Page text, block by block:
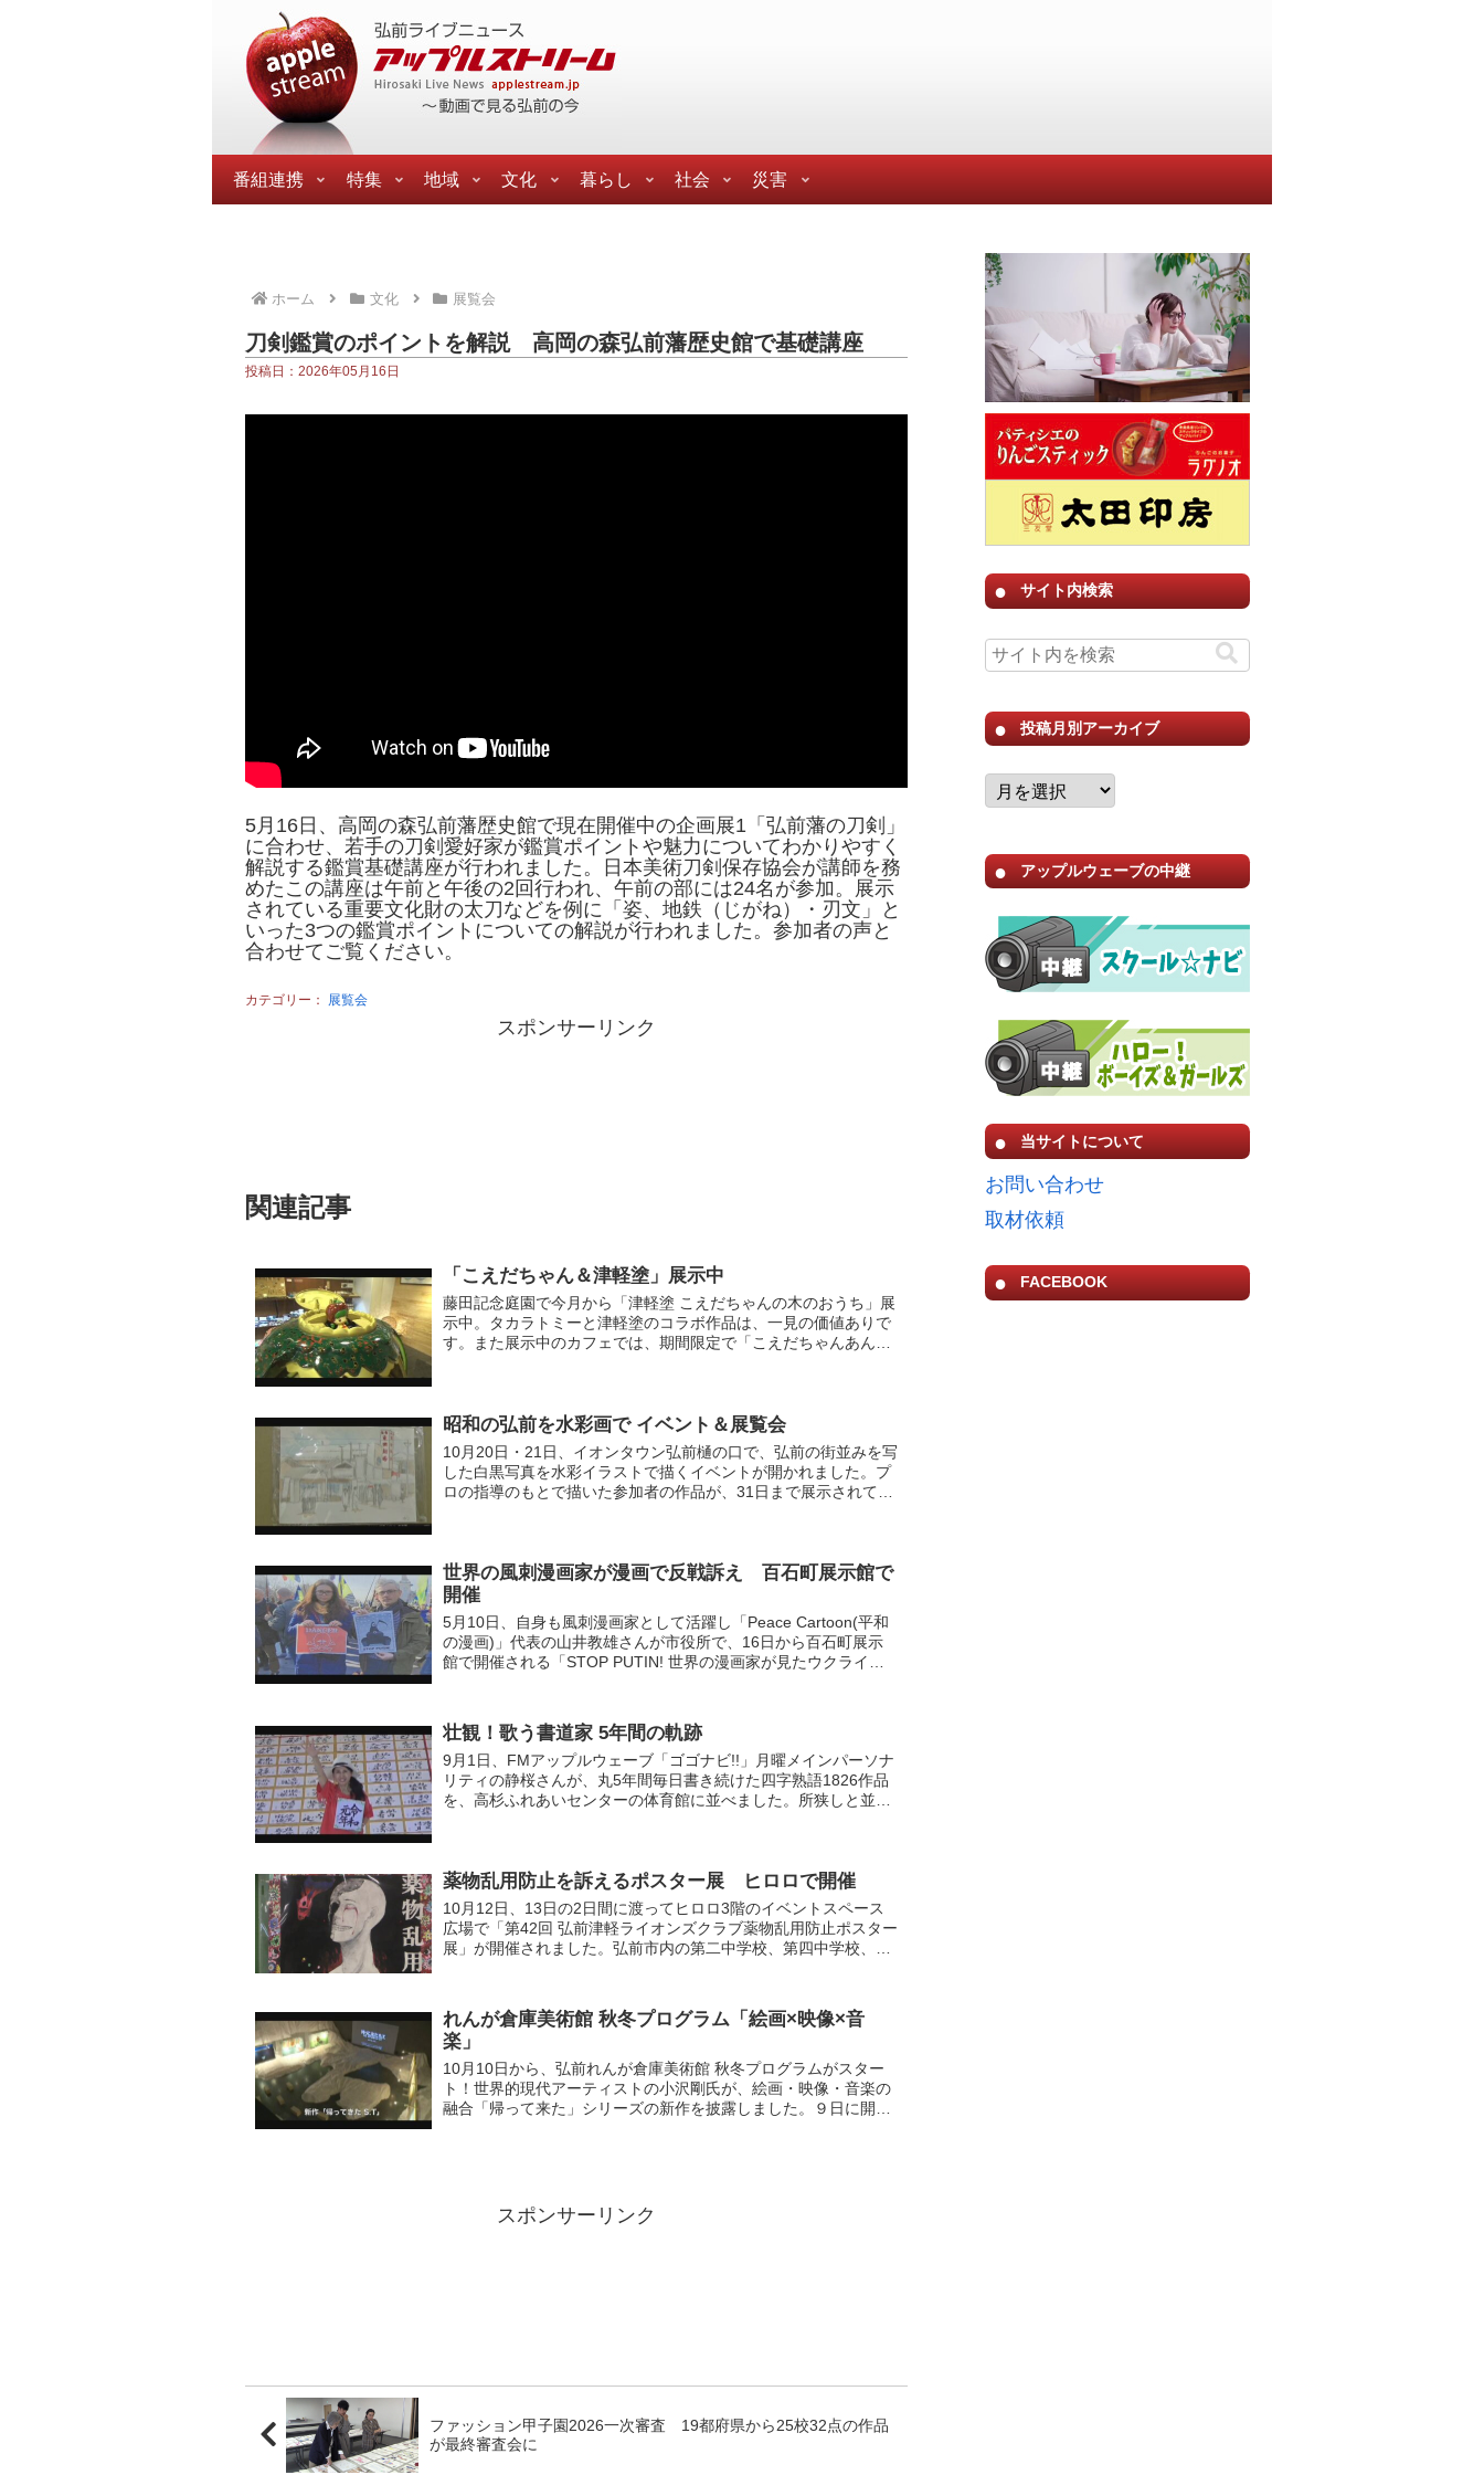
番組連携 特集 地域 文化 暮らし 社会 災害
ホーム 文化 展覧会
刀剣鑑賞のポイントを解説 高岡の森弘前藩歴史館で基礎講座
投稿日：2026年05月16日
5月16日、高岡の森弘前藩歴史館で現在開催中の企画展1「弘前藩の刀剣」
に合わせ、若手の刀剣愛好家が鑑賞ポイントや魅力についてわかりやすく
解説する鑑賞基礎講座が行われました。日本美術刀剣保存協会が講師を務
めたこの講座は午前と午後の2回行われ、午前の部には24名が参加。展示
されている重要文化財の太刀などを例に「姿、地鉄（じがね）・刃文」と
いった3つの鑑賞ポイントについての解説が行われました。参加者の声と
合わせてご覧ください。
カテゴリー： 展覧会
スポンサーリンク
関連記事
「こえだちゃん＆津軽塗」展示中
藤田記念庭園で今月から「津軽塗 こえだちゃんの木のおうち」展
示中。タカラトミーと津軽塗のコラボ作品は、一見の価値ありで
す。また展示中のカフェでは、期間限定で「こえだちゃんあんみ
昭和の弘前を水彩画で イベント＆展覧会
10月20日・21日、イオンタウン弘前樋の口で、弘前の街並みを写
した白黒写真を水彩イラストで描くイベントが開かれました。プ
ロの指導のもとで描いた参加者の作品が、31日まで展示されてい
世界の風刺漫画家が漫画で反戦訴え 百石町展示館で
開催
5月10日、自身も風刺漫画家として活躍し「Peace Cartoon(平和
の漫画)」代表の山井教雄さんが市役所で、16日から百石町展示
館で開催される「STOP PUTIN! 世界の漫画家が見たウクライナ
壮観！歌う書道家 5年間の軌跡
9月1日、FMアップルウェーブ「ゴゴナビ!!」月曜メインパーソナ
リティの静桜さんが、丸5年間毎日書き続けた四字熟語1826作品
を、高杉ふれあいセンターの体育館に並べました。所狭しと並べ
薬物乱用防止を訴えるポスター展 ヒロロで開催
10月12日、13日の2日間に渡ってヒロロ3階のイベントスペース
広場で「第42回 弘前津軽ライオンズクラブ薬物乱用防止ポスター
展」が開催されました。弘前市内の第二中学校、第四中学校、第
れんが倉庫美術館 秋冬プログラム「絵画×映像×音
楽」
10月10日から、弘前れんが倉庫美術館 秋冬プログラムがスター
ト！世界的現代アーティストの小沢剛氏が、絵画・映像・音楽の
融合「帰って来た」シリーズの新作を披露しました。９日に開か
スポンサーリンク
ファッション甲子園2026一次審査 19都府県から25校32点の作品
が最終審査会に
サイト内検索
投稿月別アーカイブ
アップルウェーブの中継
当サイトについて
お問い合わせ
取材依頼
FACEBOOK